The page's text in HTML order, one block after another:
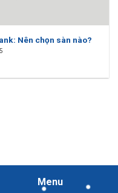
Nên chọn sàn nào?
Menu